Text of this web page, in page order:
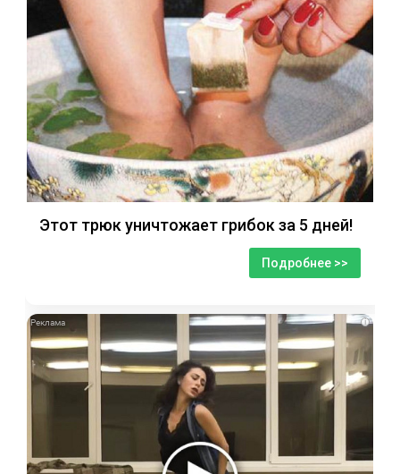
Этот трюк уничтожает грибок за 5 дней!
Подробнее >>
i